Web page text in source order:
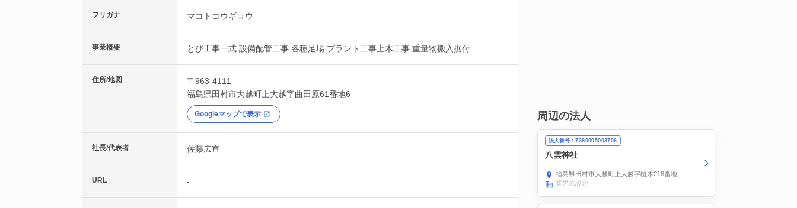
フリガナ マコトコウギョウ
事業概要 とび工事一式 設備配管工事 各種足場 プラント工事上木工事 重量物搬入据付
住所/地図
〒963-4111
福島県田村市大越町上大越字曲田原61番地6
Googleマップで表示
社長/代表者 佐藤広宣
URL -
周辺の法人
法人番号：7380005003706
八雲神社
福島県田村市大越町上大越字槻木218番地
業界未設定